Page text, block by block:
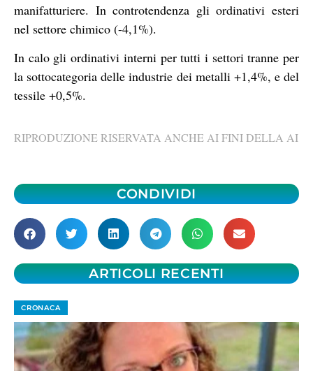
manifatturiere. In controtendenza gli ordinativi esteri
nel settore chimico (-4,1%).
In calo gli ordinativi interni per tutti i settori tranne per
la sottocategoria delle industrie dei metalli +1,4%, e del
tessile +0,5%.
RIPRODUZIONE RISERVATA ANCHE AI FINI DELLA AI
CONDIVIDI
ARTICOLI RECENTI
CRONACA